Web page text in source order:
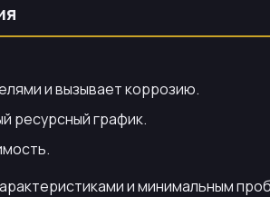
и вызывает коррозию.
ресурсный график.
и минимальным